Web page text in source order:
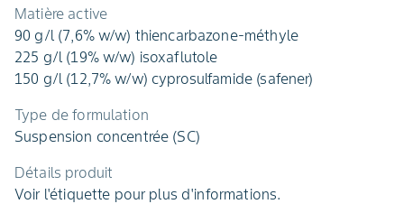
Matière active
90 g/l (7,6% w/w) thiencarbazone-méthyle
225 g/l (19% w/w) isoxaflutole
150 g/l (12,7% w/w) cyprosulfamide (safener)
Type de formulation
Suspension concentrée (SC)
Détails produit
Voir l'étiquette pour plus d'informations.